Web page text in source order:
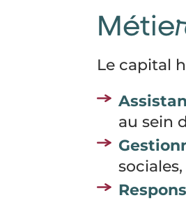
Le capital
au sein